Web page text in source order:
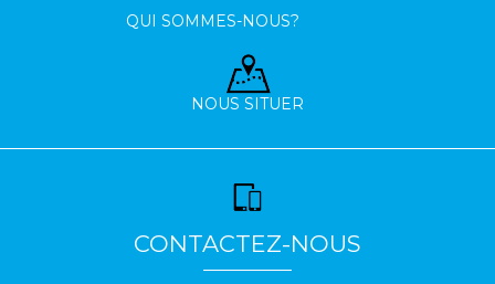
QUI SOMMES-NOUS?
NOUS SITUER
CONTACTEZ-NOUS